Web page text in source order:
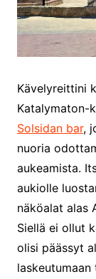
Kävelyreittini
Katalymaton-
Solsidan bar,
nuoria
aukeamista.
aukiolle
näköalat alas
Siellä ei ollut
olisi päässyt